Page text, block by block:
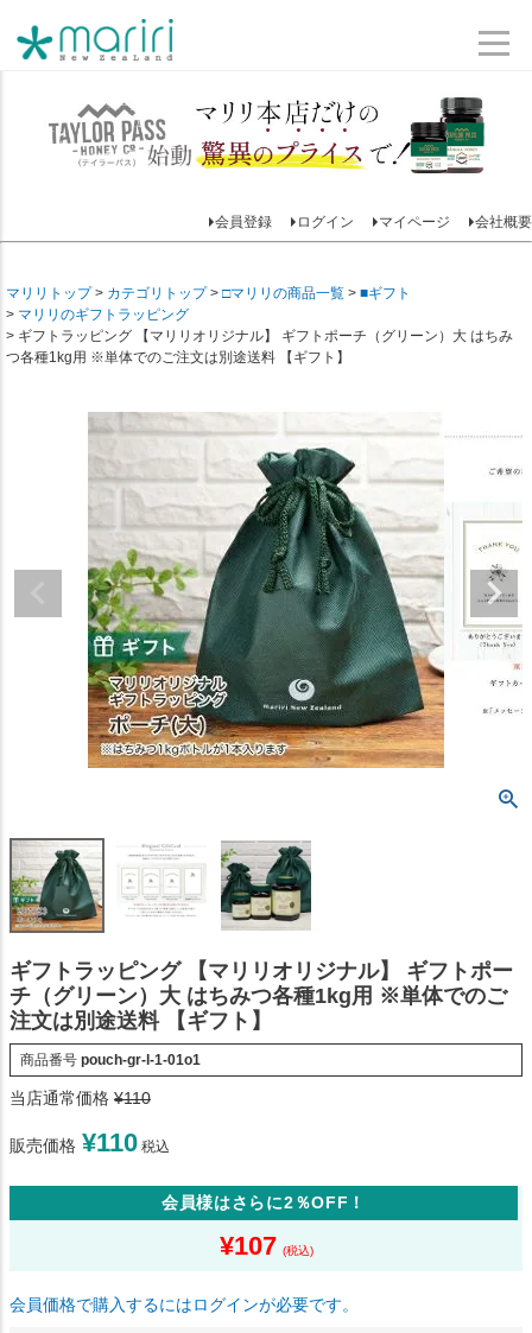
会員登録 ログイン マイページ 会社概要
マリリトップ カテゴリトップ □マリリの商品一覧
■ギフト
マリリのギフトラッピング
ギフトラッピング 【マリリオリジナル】 ギフトポーチ（グリーン）大 はちみ
つ各種1kg用 ※単体でのご注文は別途送料 【ギフト】
ギフトラッピング 【マリリオリジナル】 ギフトポー
チ（グリーン）大 はちみつ各種1kg用 ※単体でのご
注文は別途送料 【ギフト】
商品番号 pouch-gr-l-1-01o1
当店通常価格 ¥110
販売価格 ¥110 税込
会員様はさらに2％OFF！
¥107
会員価格で購入するにはログインが必要です。